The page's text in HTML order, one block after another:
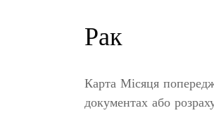
Рак
Карта Місяця
документах або